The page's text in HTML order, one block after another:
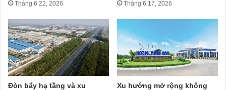
Tháng 6 22, 2026 Tháng 6 17, 2026
Đòn bẩy hạ tầng và xu
Xu hướng mở rộng không